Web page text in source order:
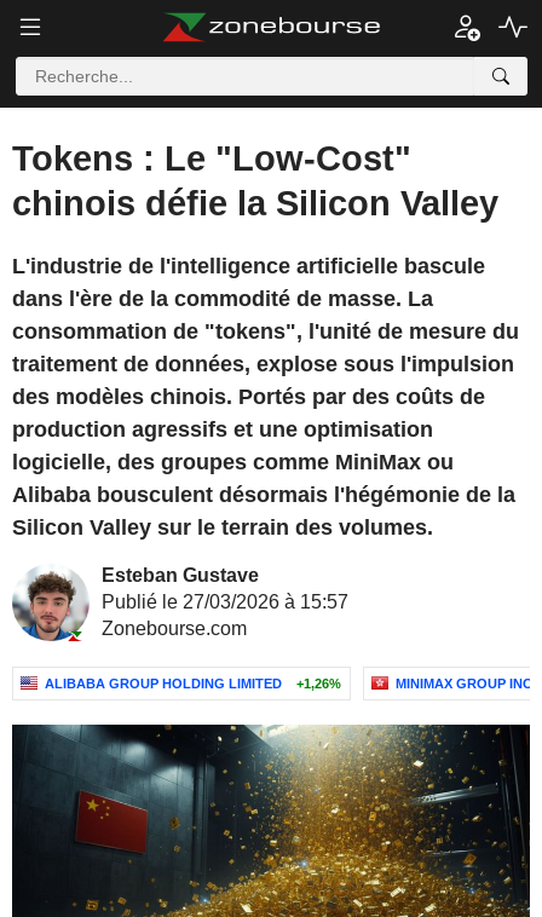
Tokens : Le "Low-Cost"
chinois défie la Silicon Valley
L'industrie de l'intelligence artificielle bascule
dans l'ère de la commodité de masse. La
consommation de "tokens", l'unité de mesure du
traitement de données, explose sous l'impulsion
des modèles chinois. Portés par des coûts de
production agressifs et une optimisation
logicielle, des groupes comme MiniMax ou
Alibaba bousculent désormais l'hégémonie de la
Silicon Valley sur le terrain des volumes.
Esteban Gustave
Publié le 27/03/2026 à 15:57
Zonebourse.com
ALIBABA GROUP HOLDING LIMITED +1,26% MINIMAX GROUP INC.